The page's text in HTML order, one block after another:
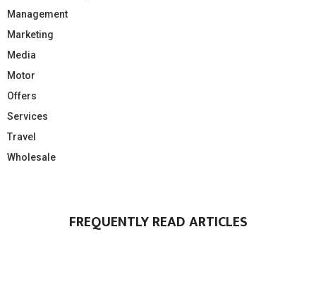
Management
Marketing
Media
Motor
Offers
Services
Travel
Wholesale
FREQUENTLY READ ARTICLES